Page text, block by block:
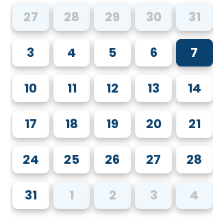
27 28 29 30 31
3 4 5 6 7
10 11 12 13 14
17 18 19 20 21
24 25 26 27 28
31 1 2 3 4